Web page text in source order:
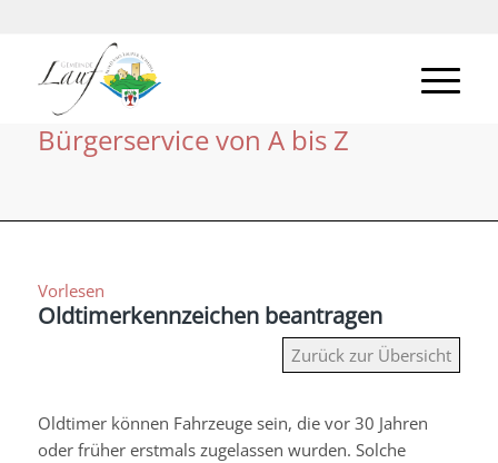
Bürgerservice von A bis Z
Vorlesen
Oldtimerkennzeichen beantragen
Zurück zur Übersicht
Oldtimer können Fahrzeuge sein, die vor 30 Jahren
oder früher erstmals zugelassen wurden. Solche